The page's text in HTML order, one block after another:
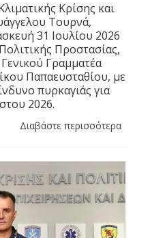
Κρίσης και
Τουρνά,
31 Ιουλίου 2026
Προστασίας,
Γραμματέα
Παπαευσταθίου, με
πυρκαγιάς για
2026.
Διαβάστε περισσότερα